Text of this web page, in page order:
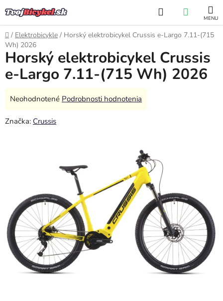
na
obsah
Hľadať
KOŠÍK
Domov
/ Elektrobicykle / Horský elektrobicykel Crussis e-Largo 7.11-(715
Wh) 2026
Horský elektrobicykel Crussis
e-Largo 7.11-(715 Wh) 2026
Priemerné
produktu
Neohodnotené Podrobnosti hodnotenia
Značka: Crussis